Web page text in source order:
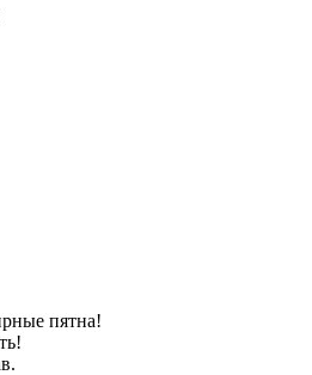
пятна!